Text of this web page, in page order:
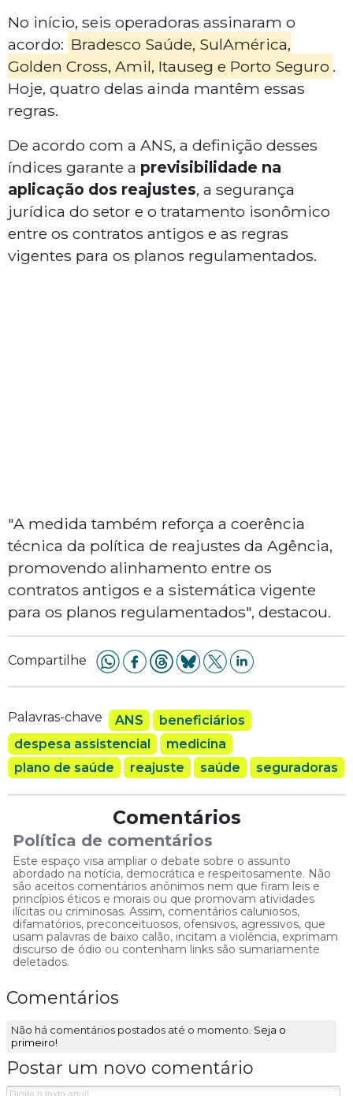
No início, seis operadoras assinaram o
acordo: Bradesco Saúde, SulAmérica,
Golden Cross, Amil, Itauseg e Porto Seguro .
Hoje, quatro delas ainda mantêm essas
regras.
De acordo com a ANS, a definição desses
índices garante a previsibilidade na
aplicação dos reajustes, a segurança
jurídica do setor e o tratamento isonômico
entre os contratos antigos e as regras
vigentes para os planos regulamentados.
"A medida também reforça a coerência
técnica da política de reajustes da Agência,
promovendo alinhamento entre os
contratos antigos e a sistemática vigente
para os planos regulamentados", destacou.
Compartilhe
Palavras-chave ANS
beneficiários
despesa assistencial
medicina
plano de saúde
reajuste saúde seguradoras
Comentários
Política de comentários
Este espaço visa ampliar o debate sobre o assunto
abordado na notícia, democrática e respeitosamente. Não
são aceitos comentários anônimos nem que firam leis e
princípios éticos e morais ou que promovam atividades
ilícitas ou criminosas. Assim, comentários caluniosos,
difamatórios, preconceituosos, ofensivos, agressivos, que
usam palavras de baixo calão, incitam a violência, exprimam
discurso de ódio ou contenham links são sumariamente
deletados.
Comentários
Não há comentários postados até o momento. Seja o
primeiro!
Postar um novo comentário